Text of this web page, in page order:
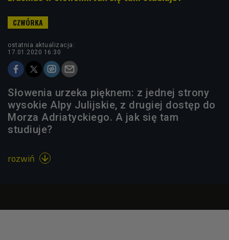
ostatnia aktualizacja:
17.01.2020 16:30
Słowenia urzeka pięknem: z jednej strony
wysokie Alpy Julijskie, z drugiej dostęp do
Morza Adriatyckiego. A jak się tam
studiuje?
rozwiń 